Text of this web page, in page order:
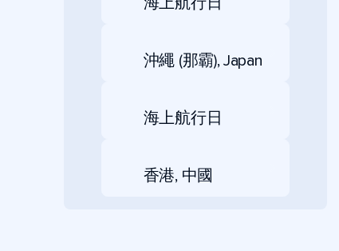
沖繩 (那霸), Japan
海上航行日
香港, 中國